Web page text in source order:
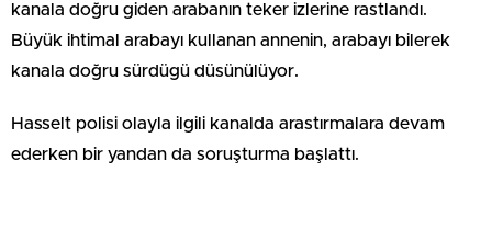
kanala doğru giden arabanın teker izlerine rastlandı.
Büyük ihtimal arabayı kullanan annenin, arabayı bilerek
kanala doğru sürdügü düsünülüyor.
Hasselt polisi olayla ilgili kanalda arastırmalara devam
ederken bir yandan da soruşturma başlattı.